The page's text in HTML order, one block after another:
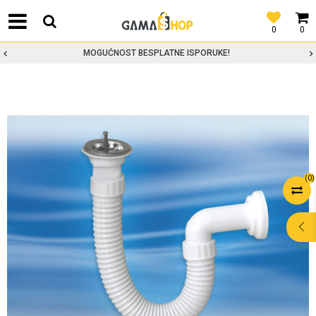
0
0
MOGUĆNOST BESPLATNE ISPORUKE!
(0)
POMOĆ PRI
KUPOVINI